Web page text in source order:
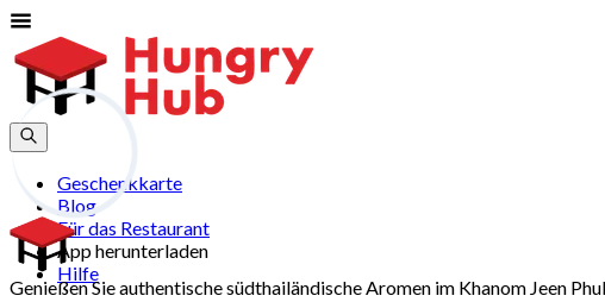
Geschenkkarte
Blog
Für das Restaurant
App herunterladen
Hilfe
Genießen Sie authentische südthailändische Aromen im Khanom Jeen